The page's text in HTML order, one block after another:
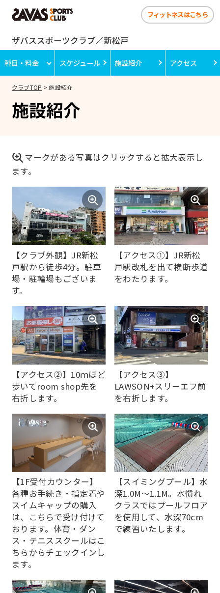
ザバススポーツクラブ／新松戸
フィットネスはこちら
種目・料金 スケジュール 施設紹介 アクセス
クラブTOP 施設紹介
施設紹介
マークがある写真はクリックすると拡大表示し
ます。
【クラブ外観】JR新松
戸駅から徒歩4分。駐車
場・駐輪場もございま
す。
【アクセス①】JR新松
戸駅改札を出て横断歩道
をわたります。
【アクセス②】10ｍほど
歩いてroom shop先を
右折します。
【アクセス③】
LAWSON+スリーエフ前
を右折します。
【1F受付カウンター】
各種お手続き・指定着や
スイムキャップの購入
は、こちらで受け付けて
おります。体育・ダン
ス・テニススクールはこ
ちらからチェックインし
ます。
【スイミングプール】水
深1.0M～1.1M。水慣れ
クラスではプールフロア
を使用して、水深70cm
で練習いたします。